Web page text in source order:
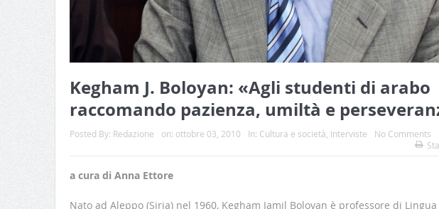
Kegham J. Boloyan: «Agli studenti di arabo
raccomando pazienza, umiltà e
Posted By: Redazione on: ottobre 03, 2010 In: Cultura e società Interviste
No Comments
a cura di Anna Ettore
Nato ad Aleppo (Siria) nel 1960, Kegham Jamil Boloyan è professore di